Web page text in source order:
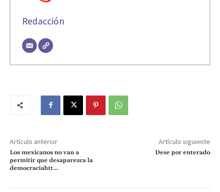
Redacción
Artículo anterior
Los mexicanos no van a
permitir que desaparezca la
democraciahtt…
Artículo siguiente
Dese por enterado